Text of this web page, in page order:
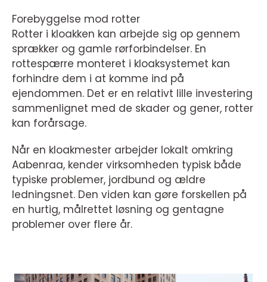
Forebyggelse mod rotter
Rotter i kloakken kan arbejde sig op gennem
sprækker og gamle rørforbindelser. En
rottespærre monteret i kloaksystemet kan
forhindre dem i at komme ind på
ejendommen. Det er en relativt lille investering
sammenlignet med de skader og gener, rotter
kan forårsage.
Når en kloakmester arbejder lokalt omkring
Aabenraa, kender virksomheden typisk både
typiske problemer, jordbund og ældre
ledningsnet. Den viden kan gøre forskellen på
en hurtig, målrettet løsning og gentagne
problemer over flere år.